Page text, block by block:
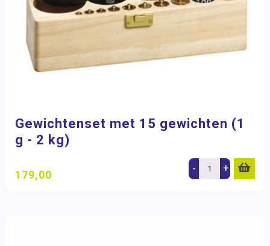
Gewichtenset met 15 gewichten (1
g - 2 kg)
179,00 - +